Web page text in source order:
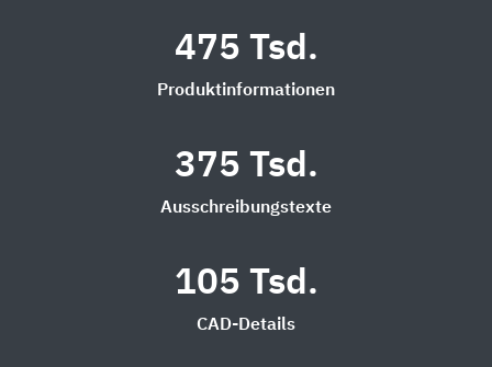
475 Tsd.
Produktinformationen
375 Tsd.
Ausschreibungstexte
105 Tsd.
CAD-Details